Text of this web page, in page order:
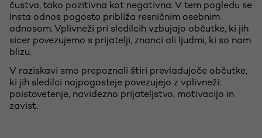
čustva, tako pozitivna kot negativna. V tem pogledu se
Insta odnos pogosto približa resničnim osebnim
odnosom. Vplivneži pri sledilcih vzbujajo občutke, ki jih
sicer povezujemo s prijatelji, znanci ali ljudmi, ki so nam
blizu.
V raziskavi smo prepoznali štiri prevladujoče občutke,
ki jih sledilci najpogosteje povezujejo z vplivneži:
poistovetenje, navidezno prijateljstvo, motivacijo in
zavist.